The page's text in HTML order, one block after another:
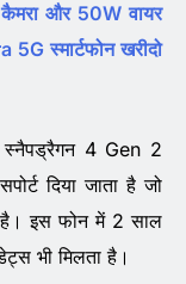
और 50W वायर
स्मार्टफोन खरीदो
स्नैपड्रैगन 4 Gen 2
दिया जाता है जो
है। इस फोन में 2 साल
भी मिलता है।